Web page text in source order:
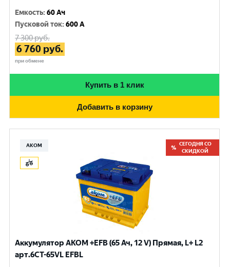
Емкость:60 Ач
Пусковой ток:600 A
7 300руб.
6 760 руб.
при обмене
Купить в 1 клик
Добавить в корзину
АКОМ
СЕГОДНЯ СО
СКИДКОЙ
Аккумулятор AKOM +EFB (65 Ач, 12 V) Прямая, L+ L2
арт.6СТ-65VL EFBL